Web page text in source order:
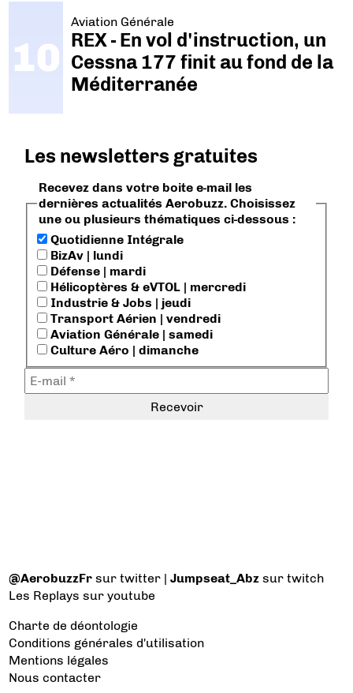
Aviation Générale
REX - En vol d'instruction, un
Cessna 177 finit au fond de la
Méditerranée
Les newsletters gratuites
Recevez dans votre boite e-mail les
dernières actualités Aerobuzz. Choisissez
une ou plusieurs thématiques ci-dessous :
Quotidienne Intégrale
BizAv | lundi
Défense | mardi
Hélicoptères & eVTOL | mercredi
Industrie & Jobs | jeudi
Transport Aérien | vendredi
Aviation Générale | samedi
Culture Aéro | dimanche
@AerobuzzFr sur twitter |Jumpseat_Abz sur twitch
Les Replays sur youtube
Charte de déontologie
Conditions générales d'utilisation
Mentions légales
Nous contacter